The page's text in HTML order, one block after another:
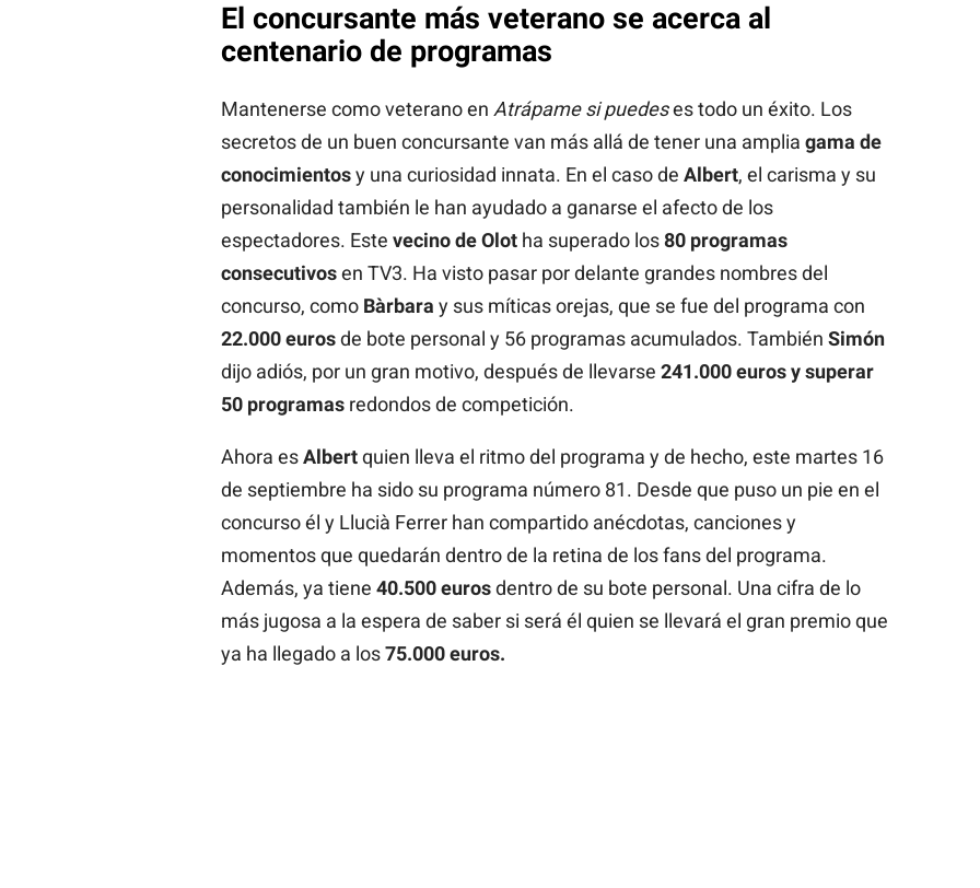
El concursante más veterano se acerca al
centenario de programas
Mantenerse como veterano en Atrápame si puedeses todo un éxito. Los
secretos de un buen concursante van más allá de tener una amplia gama de
conocimientosy una curiosidad innata. En el caso de Albert, el carisma y su
personalidad también le han ayudado a ganarse el afecto de los
espectadores. Este vecino de Olot ha superado los80 programas
consecutivosen TV3. Ha visto pasar por delante grandes nombres del
concurso, como Bàrbara y sus míticas orejas, que se fue del programa con
22.000 eurosde bote personal y 56 programas acumulados. También Simón
dijo adiós, por un gran motivo, después de llevarse 241.000 euros y superar
50 programas redondos de competición.
Ahora esAlbertquien lleva el ritmo del programa y de hecho, este martes 16
de septiembre ha sido su programa número 81. Desde que puso un pie en el
concurso él y Llucià Ferrer han compartido anécdotas, canciones y
momentos que quedarán dentro de la retina de los fans del programa.
Además, ya tiene 40.500 eurosdentro de su bote personal. Una cifra de lo
más jugosa a la espera de saber si será él quien se llevará el gran premio que
ya ha llegado a los75.000 euros.